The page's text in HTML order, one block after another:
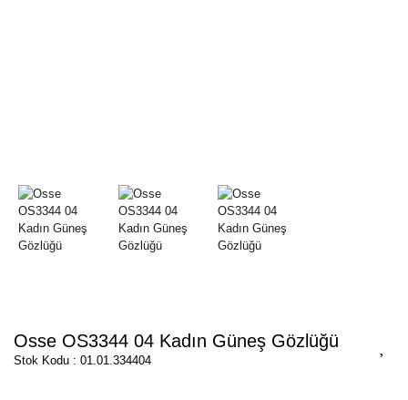
Osse OS3344 04 Kadın Güneş Gözlüğü
Stok Kodu : 01.01.334404